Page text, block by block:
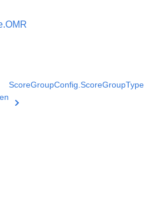
ScoreGroupConfig.ScoreGroupType